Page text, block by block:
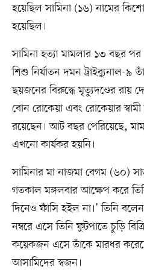
হয়েছিল সামিনা (১৬) নামের
হয়েছিল।
সামিনা হত্যা মামলার ১৩ বছর
শিশু নির্যাতন দমন ট্রাইব্যুনাল-৯
ছয়জনের বিরুদ্ধে মৃত্যুদণ্ডের রায়
বোন রোকেয়া এবং রোকেয়ার
রয়েছেন। আট বছর পেরিয়েছে,
এখনো কার্যকর হয়নি।
সামিনার মা নাজমা বেগম (৬০)
গতকাল মঙ্গলবার আক্ষেপ করে
দিনেও ফাঁসি হইল না।’ তিনি
নম্বরে এসে তিনি ফুটপাতে চুড়ি
কয়েকজন এসে তাঁকে মারধর
আসামিদের স্বজন।